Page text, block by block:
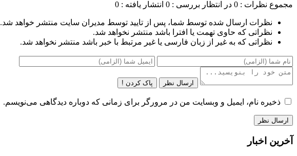
مجموع نظرات : 0 در انتظار بررسی : 0 انتشار یافته : 0
نظرات ارسال شده توسط شما، پس از تایید توسط مدیران سایت منتشر خواهد شد.
نظراتی که حاوی تهمت یا افترا باشد منتشر نخواهد شد.
نظراتی که به غیر از زبان فارسی یا غیر مرتبط با خبر باشد منتشر نخواهد شد.
ارسال نظر پاک کردن !
ذخیره نام، ایمیل و وبسایت من در مرورگر برای زمانی که دوباره دیدگاهی می‌نویسم.
آخرین اخبار